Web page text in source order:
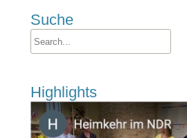
Suche
Highlights